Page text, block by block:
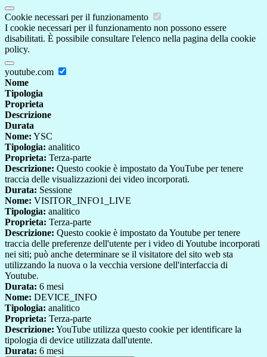
Cookie necessari per il funzionamento
I cookie necessari per il funzionamento non possono essere
disabilitati. È possibile consultare l'elenco nella pagina della cookie
policy.
youtube.com
Nome
Tipologia
Proprieta
Descrizione
Durata
Nome: YSC
Tipologia: analitico
Proprieta: Terza-parte
Descrizione: Questo cookie è impostato da YouTube per tenere
traccia delle visualizzazioni dei video incorporati.
Durata: Sessione
Nome: VISITOR_INFO1_LIVE
Tipologia: analitico
Proprieta: Terza-parte
Descrizione: Questo cookie è impostato da Youtube per tenere
traccia delle preferenze dell'utente per i video di Youtube incorporati
nei siti; può anche determinare se il visitatore del sito web sta
utilizzando la nuova o la vecchia versione dell'interfaccia di
Youtube.
Durata: 6 mesi
Nome: DEVICE_INFO
Tipologia: analitico
Proprieta: Terza-parte
Descrizione: YouTube utilizza questo cookie per identificare la
tipologia di device utilizzata dall'utente.
Durata: 6 mesi